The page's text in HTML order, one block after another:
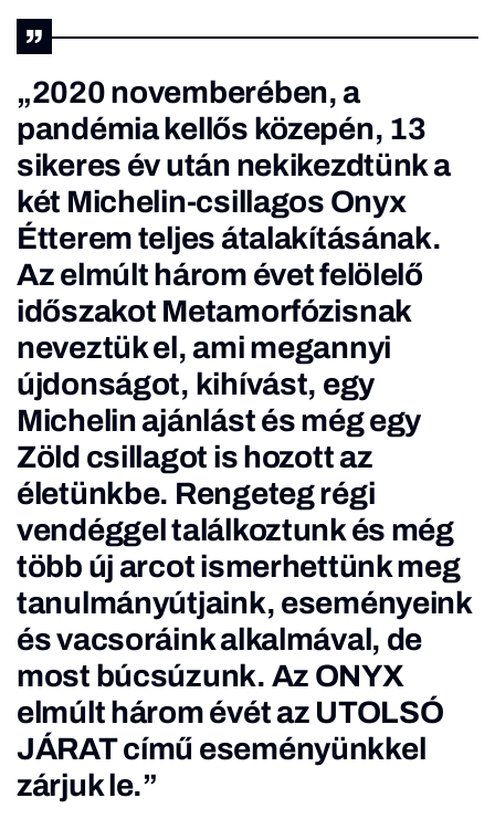
„2020 novemberében, a
pandémia kellős közepén, 13
sikeres év után nekikezdtünk a
két Michelin-csillagos Onyx
Étterem teljes átalakításának.
Az elmúlt három évet felölelő
időszakot Metamorfózisnak
neveztük el, ami megannyi
újdonságot, kihívást, egy
Michelin ajánlást és még egy
Zöld csillagot is hozott az
életünkbe. Rengeteg régi
vendéggel találkoztunk és még
több új arcot ismerhettünk meg
tanulmányútjaink, eseményeink
és vacsoráink alkalmával, de
most búcsúzunk. Az ONYX
elmúlt három évét az UTOLSÓ
JÁRAT című eseményünkkel
zárjuk le.”